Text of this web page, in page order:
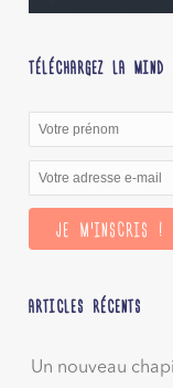
TÉLÉCHARGEZ LA
ARTICLES RÉCENTS
Un nouveau